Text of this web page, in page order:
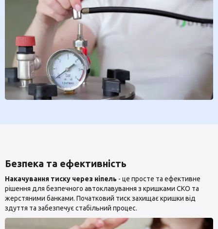
Безпека та ефективність
Накачування тиску через ніпель - це просте та ефективне
рішення для безпечного автоклавування з кришками СКО та
жерстяними банками. Початковий тиск захищає кришки від
здуття та забезпечує стабільний процес.